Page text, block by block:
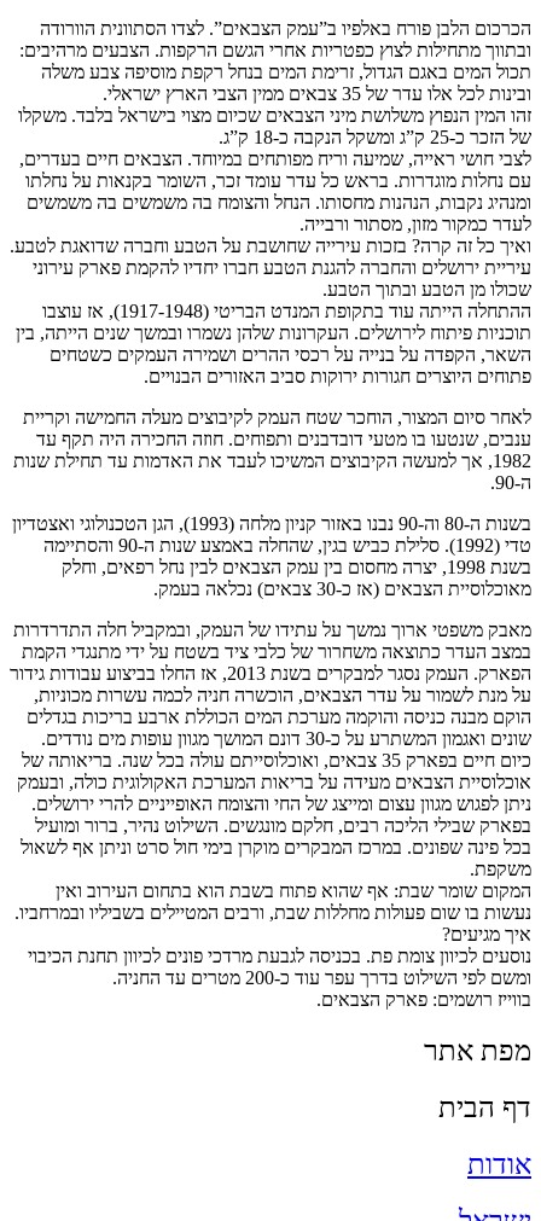
הכרכום הלבן פורח באלפיו ב”עמק הצבאים”. לצדו הסתוונית הוורודה
ובתווך מתחילות לצוץ כפטריות אחרי הגשם הרקפות. הצבעים מרהיבים:
תכול המים באגם הגדול, זרימת המים בנחל רקפת מוסיפה צבע משלה
ובינות לכל אלו עדר של 35 צבאים ממין הצבי הארץ ישראלי.
זהו המין הנפוץ משלושת מיני הצבאים שכיום מצוי בישראל בלבד. משקלו
של הזכר כ-25 ק”ג ומשקל הנקבה כ-18 ק”ג.
לצבי חושי ראייה, שמיעה וריח מפותחים במיוחד. הצבאים חיים בעדרים,
עם נחלות מוגדרות. בראש כל עדר עומד זכר, השומר בקנאות על נחלתו
ומנהיג נקבות, הנהנות מחסותו. הנחל והצומח בה משמשים בה משמשים
לעדר כמקור מזון, מסתור ורבייה.
ואיך כל זה קרה? בזכות עירייה שחושבת על הטבע וחברה שדואגת לטבע.
עיריית ירושלים והחברה להגנת הטבע חברו יחדיו להקמת פארק עירוני
שכולו מן הטבע ובתוך הטבע.
ההתחלה הייתה עוד בתקופת המנדט הבריטי (1917-1948), אז עוצבו
תוכניות פיתוח לירושלים. העקרונות שלהן נשמרו ובמשך שנים הייתה, בין
השאר, הקפדה על בנייה על רכסי ההרים ושמירה העמקים כשטחים
פתוחים היוצרים חגורות ירוקות סביב האזורים הבנויים.
לאחר סיום המצור, הוחכר שטח העמק לקיבוצים מעלה החמישה וקריית
ענבים, שנטעו בו מטעי דובדבנים ותפוחים. חוזה החכירה היה תקף עד
1982, אך למעשה הקיבוצים המשיכו לעבד את האדמות עד תחילת שנות
ה-90.
בשנות ה-80 וה-90 נבנו באזור קניון מלחה (1993), הגן הטכנולוגי ואצטדיון
טדי (1992). סלילת כביש בגין, שהחלה באמצע שנות ה-90 והסתיימה
בשנת 1998, יצרה מחסום בין עמק הצבאים לבין נחל רפאים, וחלק
מאוכלוסיית הצבאים (אז כ-30 צבאים) נכלאה בעמק.
מאבק משפטי ארוך נמשך על עתידו של העמק, ובמקביל חלה התדרדרות
במצב העדר כתוצאה משחרור של כלבי ציד בשטח על ידי מתנגדי הקמת
הפארק. העמק נסגר למבקרים בשנת 2013, אז החלו בביצוע עבודות גידור
על מנת לשמור על עדר הצבאים, הוכשרה חניה לכמה עשרות מכוניות,
הוקם מבנה כניסה והוקמה מערכת המים הכוללת ארבע בריכות בגדלים
שונים ואגמון המשתרע על כ-30 דונם המושך מגוון עופות מים נודדים.
כיום חיים בפארק 35 צבאים, ואוכלוסייתם עולה בכל שנה. בריאותה של
אוכלוסיית הצבאים מעידה על בריאות המערכת האקולוגית כולה, ובעמק
ניתן לפגוש מגוון עצום ומייצג של החי והצומח האופייניים להרי ירושלים.
בפארק שבילי הליכה רבים, חלקם מונגשים. השילוט נהיר, ברור ומועיל
בכל פינה שפונים. במרכז המבקרים מוקרן בימי חול סרט וניתן אף לשאול
משקפת.
המקום שומר שבת: אף שהוא פתוח בשבת הוא בתחום העירוב ואין
נעשות בו שום פעולות מחללות שבת, ורבים המטיילים בשביליו ובמרחביו.
איך מגיעים?
נוסעים לכיוון צומת פת. בכניסה לגבעת מרדכי פונים לכיוון תחנת הכיבוי
ומשם לפי השילוט בדרך עפר עוד כ-200 מטרים עד החניה.
בווייז רושמים: פארק הצבאים.
מפת אתר
דף הבית
אודות